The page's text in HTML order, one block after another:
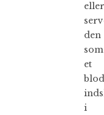
eller
den
som
et
i